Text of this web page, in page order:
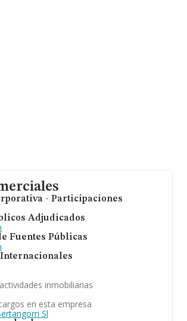
- Participaciones
Adjudicados
Fuentes Públicas
inmobiliarias
en esta empresa
Sl